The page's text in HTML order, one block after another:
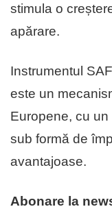
stimula o
apărare.
Instrumentul
este un
Europene, cu
sub formă de
avantajoase.
Abonare la